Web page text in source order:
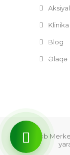
Blog
Əlaqə
Zefer Tibb